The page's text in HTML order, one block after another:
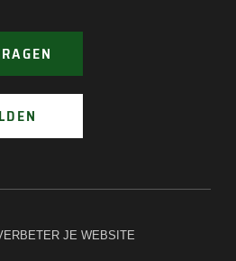
JE WEBSITE